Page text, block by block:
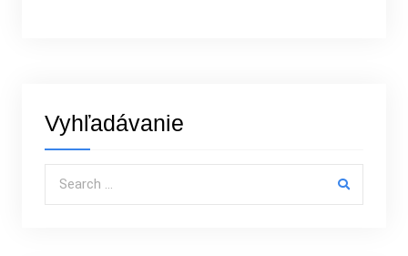
Vyhľadávanie
Search for: